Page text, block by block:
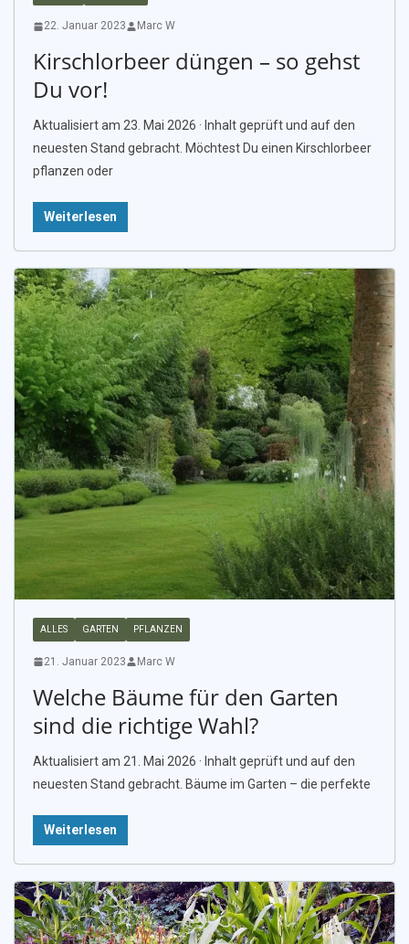
22. Januar 2023 Marc W
Kirschlorbeer düngen – so gehst
Du vor!
Aktualisiert am 23. Mai 2026 · Inhalt geprüft und auf den
neuesten Stand gebracht. Möchtest Du einen Kirschlorbeer
pflanzen oder
Weiterlesen
ALLES GARTEN PFLANZEN
21. Januar 2023 Marc W
Welche Bäume für den Garten
sind die richtige Wahl?
Aktualisiert am 21. Mai 2026 · Inhalt geprüft und auf den
neuesten Stand gebracht. Bäume im Garten – die perfekte
Weiterlesen